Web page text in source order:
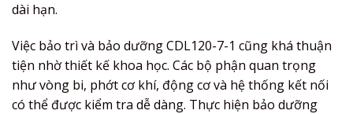
dài hạn.
Việc bảo trì và bảo dưỡng CDL120-7-1 cũng khá thuận
tiện nhờ thiết kế khoa học. Các bộ phận quan trọng
như vòng bi, phớt cơ khí, động cơ và hệ thống kết nối
có thể được kiểm tra dễ dàng. Thực hiện bảo dưỡng